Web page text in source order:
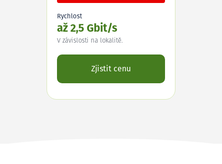
Rychlost
až 2,5 Gbit/s
V závislosti na lokalitě.
Zjistit cenu